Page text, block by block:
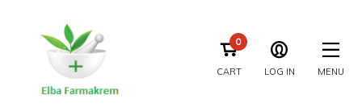
CART
0
LOG IN MENU